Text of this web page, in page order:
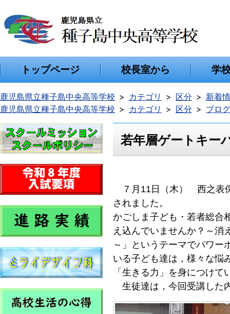
トップページ 校長室から 学
鹿児島県立種子島中央高等学校 カテゴリ 区分
新着
鹿児島県立種子島中央高等学校
カテゴリ 区分 ブロ
若年層ゲートキー
７月11日（木） 西之表
されました。
かごしま子ども・若者総
え込んでいませんか？～
～」というテーマでパワー
いる子ども達は，様々な悩
「生きる力」を身につけ
生徒達は，今回受講した